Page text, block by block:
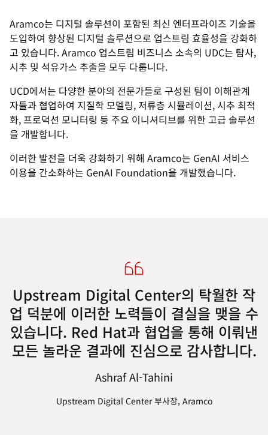
Aramco는 디지털 솔루션이 포함된 최신 엔터프라이즈 기술을
도입하여 향상된 디지털 솔루션으로 업스트림 효율성을 강화하
고 있습니다. Aramco 업스트림 비즈니스 소속의 UDC는 탐사,
시추 및 석유가스 추출을 모두 다룹니다.
UCD에서는 다양한 분야의 전문가들로 구성된 팀이 이해관계
자들과 협업하여 지질학 모델링, 저류층 시뮬레이션, 시추 최적
화, 프로덕션 모니터링 등 주요 이니셔티브를 위한 고급 솔루션
을 개발합니다.
이러한 발전을 더욱 강화하기 위해 Aramco는 GenAI 서비스
이용을 간소화하는 GenAI Foundation을 개발했습니다.
Upstream Digital Center의 탁월한 작
업 덕분에 이러한 노력들이 결실을 맺을 수
있습니다. Red Hat과 협업을 통해 이뤄낸
모든 놀라운 결과에 진심으로 감사합니다.
Ashraf Al-Tahini
Upstream Digital Center 부사장, Aramco